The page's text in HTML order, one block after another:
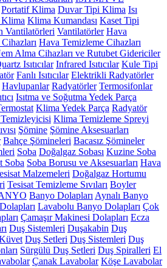
Portatif Klima Duvar Tipi Klima Isı
Klima Kumandası Kaset Tipi
Vantilatörleri Vantilatörler Hava
Hava Temizleme Cihazları
Alma Cihazları ve Rutubet Gidericiler
Isıtıcılar Infrared Isıtıcılar Kule Tipi
Fanlı Isıtıcılar Elektrikli Radyatörler
Havlupanlar Radyatörler Termosifonlar
Isıtma ve Soğutma Yedek Parça
Klima Yedek Parça Radyatör
Klima Temizleme Spreyi
Şömine Şömine Aksesuarları
Bahçe Şömineleri Bacasız Şömineler
Soba Doğalgaz Sobası Kuzine Soba
Soba Soba Borusu ve Aksesuarları Hava
Malzemeleri Doğalgaz Hortumu
Tesisat Temizleme Sıvıları Boyler
Banyo Dolapları Aynalı Banyo
Lavabolu Banyo Dolapları Çok
Çamaşır Makinesi Dolapları Ecza
Duş Sistemleri Duşakabin Duş
Duş Setleri Duş Sistemleri Duş
Sürgülü Duş Setleri Duş Spiralleri El
Çanak Lavabolar Köşe Lavabolar